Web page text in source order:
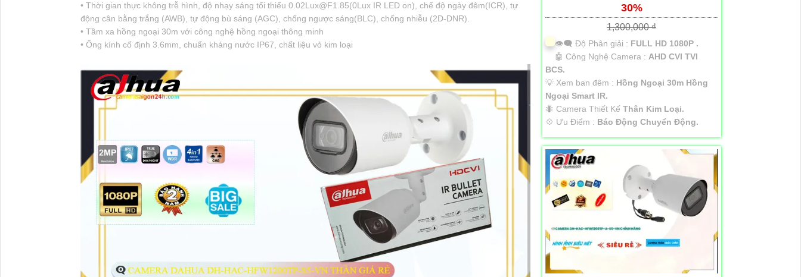
• Thời gian thực không trễ hình, độ nhạy sáng tối thiểu 0.02Lux@F1.85(0Lux IR LED on), chế độ ngày đêm(ICR), tự
động cân bằng trắng (AWB), tự động bù sáng (AGC), chống ngược sáng(BLC), chống nhiễu (2D-DNR).
• Tầm xa hồng ngoại 30m với công nghệ hồng ngoại thông minh
• Ống kính cố định 3.6mm, chuẩn kháng nước IP67, chất liệu vỏ kim loại
30%
1,300,000 ₫
👁️‍🗨 Độ Phân giải : FULL HD 1080P .
🤖️ Công Nghệ Camera : AHD CVI TVI
BCS.
💡 Xem ban đêm : Hồng Ngoại 30m Hồng
Ngoại Smart IR.
🐜 Camera Thiết Kế Thân Kim Loại.
️💠 Ưu Điểm : Báo Động Chuyển Động.